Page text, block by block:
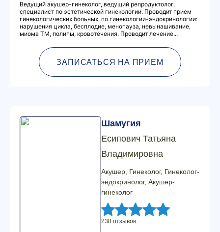
Ведущий акушер-гинеколог, ведущий репродуктолог,
специалист по эстетической гинекологии. Проводит прием
гинекологических больных, по гинекологии-эндокринологии:
нарушения цикла, бесплодие, менопауза, невынашивание,
миома ТМ, полипы, кровотечения. Проводит лечение...
ЗАПИСАТЬСЯ НА ПРИЕМ
Шамугия
Есипович Татьяна
Владимировна
Акушер, Гинеколог, Гинеколог-
эндокринолог, Акушер-
гинеколог
238 отзывов